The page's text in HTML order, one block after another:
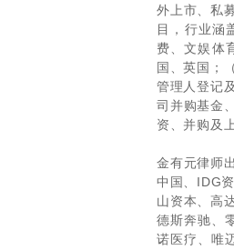
外上市、私
目，行业涵
费、文娱体
国、英国；
管理人登记
司并购基金
资、并购及
金有元律师
中国、IDG
山资本、高
德斯奔驰、
诺医疗、唯